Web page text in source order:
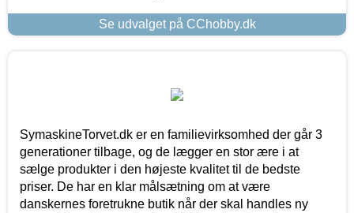
Se udvalget på CChobby.dk
SymaskineTorvet.dk er en familievirksomhed der går 3
generationer tilbage, og de lægger en stor ære i at
sælge produkter i den højeste kvalitet til de bedste
priser. De har en klar målsætning om at være
danskernes foretrukne butik når der skal handles ny